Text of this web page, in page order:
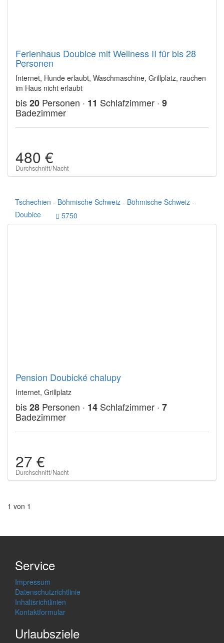
Ferienhaus Doubice mit Wellness II für bis 28
Personen
Internet, Hunde erlaubt, Waschmaschine, Grillplatz, rauchen
im Haus nicht erlaubt
bis20 Personen · 11 Schlafzimmer · 9
Badezimmer
480 €
Durchschnitt/Nacht
Tschechien - Böhmische Schweiz - Böhmische Schweiz -
Doubice
5750
Pension Doubické chalupy
Internet, Grillplatz
bis28 Personen · 14 Schlafzimmer · 7
Badezimmer
27 €
Durchschnitt/Nacht
1 von 1
Service
Impressum
Datenschutzrichtlinie
Inhaltsrichtlinien
Kontaktformular
Urlaubsziele